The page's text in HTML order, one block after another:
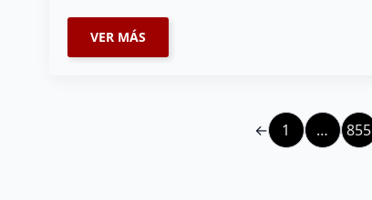
VER MÁS
← 1 … 855